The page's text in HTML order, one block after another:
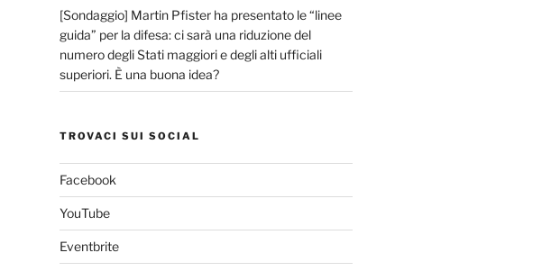
[Sondaggio] Martin Pfister ha presentato le “linee
guida” per la difesa: ci sarà una riduzione del
numero degli Stati maggiori e degli alti ufficiali
superiori. È una buona idea?
TROVACI SUI SOCIAL
Facebook
YouTube
Eventbrite